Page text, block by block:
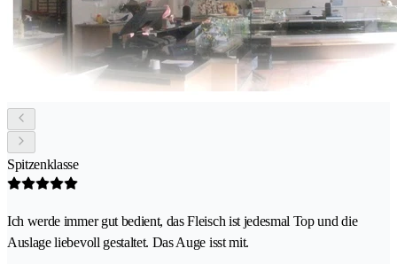
Spitzenklasse
Ich werde immer gut bedient, das Fleisch ist jedesmal Top und die
Auslage liebevoll gestaltet. Das Auge isst mit.